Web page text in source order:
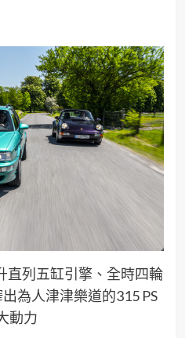
直列五缸引擎、全時四輪
為人津津樂道的315 PS
動力